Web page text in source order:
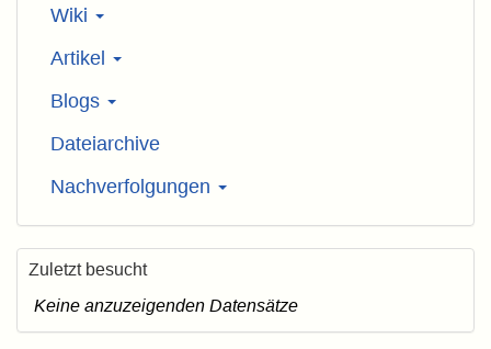
Wiki
Artikel
Blogs
Dateiarchive
Nachverfolgungen
Zuletzt besucht
Keine anzuzeigenden Datensätze